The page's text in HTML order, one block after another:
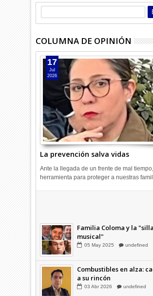
COLUMNA DE OPINIÓN
La prevención salva vidas
17
Jul
2026
Ante la llegada de un frente de mal
herramienta para proteger a nuestras
Familia Coloma y la "silla
musical"
Combustibles en alza:
a su rincón